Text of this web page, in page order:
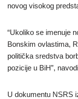
novog visokog
“Ukoliko se imenuje
Bonskim ovlastima,
politička sredstva
pozicije u BiH”,
U dokumentu NSRS